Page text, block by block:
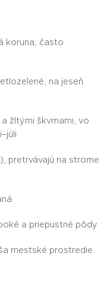
koruna, často
na jeseň
žltými škvrnami, vo
pretrvávajú na strome
a priepustné pôdy
mestské prostredie